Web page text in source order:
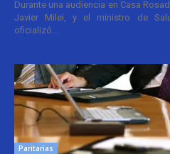
Durante una audiencia en Casa
Javier Milei, y el ministro de
oficializó...
Paritarias